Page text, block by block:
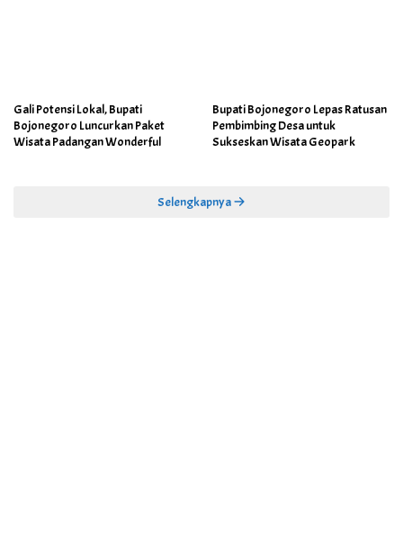
Gali Potensi Lokal, Bupati
Bojonegoro Luncurkan Paket
Wisata Padangan Wonderful
Bupati Bojonegoro Lepas Ratusan
Pembimbing Desa untuk
Sukseskan Wisata Geopark
Selengkapnya